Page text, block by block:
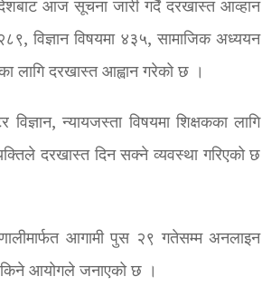
आज सूचना जारी गर्दै दरखास्त आव्हान
विज्ञान विषयमा ४३५, सामाजिक अध्ययन
लागि दरखास्त आह्वान गरेको छ ।
न्यायजस्ता विषयमा शिक्षकका लागि
दरखास्त दिन सक्ने व्यवस्था गरिएको छ
आगामी पुस २९ गतेसम्म अनलाइन
आयोगले जनाएको छ ।